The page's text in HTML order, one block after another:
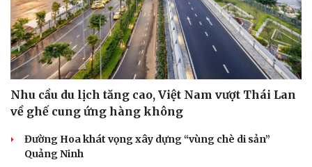
Sức khỏe
Dinh dưỡng - món ngon
Cây thuốc
Sản phụ khoa
Nam khoa
Làm đẹp - giảm cân
Ăn sạch sống khỏe
Đời sống
Nhà đẹp
Blog
Tình yêu - Gia đình
Nhu cầu du lịch tăng cao, Việt Nam vượt Thái Lan
về ghế cung ứng hàng không
Đường Hoa khát vọng xây dựng “vùng chè di sản”
Quảng Ninh